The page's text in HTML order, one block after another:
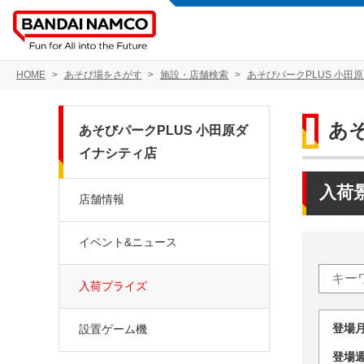
HOME あそび場をさがす 施設・店舗検索 あそびパークPLUS 小田
あ
入荷
登
登
あそびパークPLUS 小田原ダ
イナシティ店
店舗情報
イベント&ニュース
入荷プライズ
設置ゲーム機